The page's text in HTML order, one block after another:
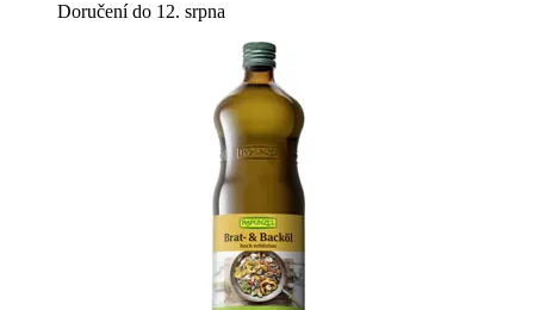
Doručení do 12. srpna